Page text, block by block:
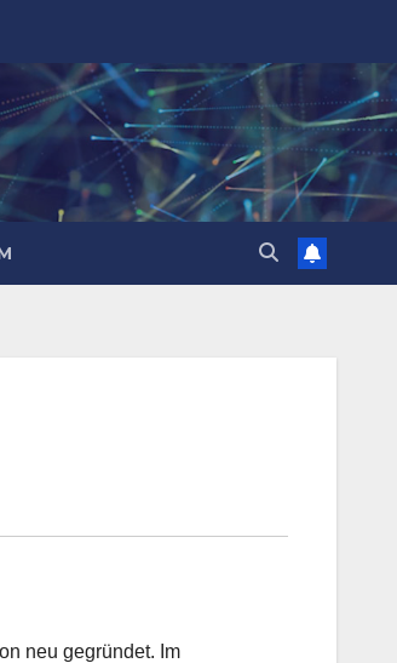
neu gegründet. Im